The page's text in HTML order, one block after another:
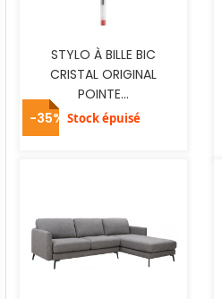
STYLO À BILLE BIC
CRISTAL ORIGINAL
POINTE...
Stock épuisé
-35%